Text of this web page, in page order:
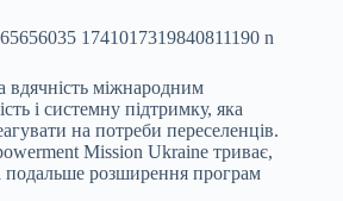
вдячність міжнародним
і системну підтримку, яка
на потреби переселенців.
Mission Ukraine триває,
подальше розширення програм